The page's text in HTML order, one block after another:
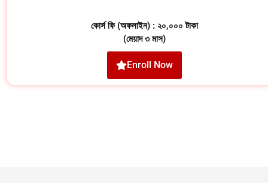
কোর্স ফি (অফলাইন) : ২০,০০০ টাকা
(মেয়াদ ৩ মাস)
Enroll Now